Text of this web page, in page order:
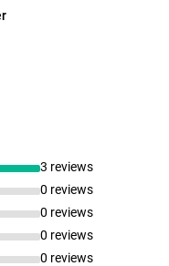
3 reviews
0 reviews
0 reviews
0 reviews
0 reviews